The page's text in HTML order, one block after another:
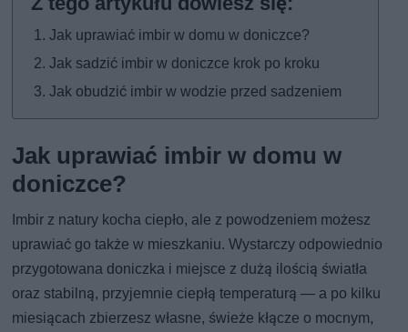
Jak uprawiać imbir w domu w doniczce?
Jak sadzić imbir w doniczce krok po kroku
Jak obudzić imbir w wodzie przed sadzeniem
Jak uprawiać imbir w domu w
doniczce?
Imbir z natury kocha ciepło, ale z powodzeniem możesz
uprawiać go także w mieszkaniu. Wystarczy odpowiednio
przygotowana doniczka i miejsce z dużą ilością światła
oraz stabilną, przyjemnie ciepłą temperaturą — a po kilku
miesiącach zbierzesz własne, świeże kłącze o mocnym,